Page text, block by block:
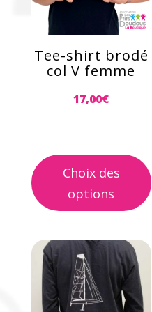
Tee-shirt brodé
col V femme
17,00€
Choix des
options
Les
options
peuvent
être
choisies
du
produit
Ce
produit
plusieurs